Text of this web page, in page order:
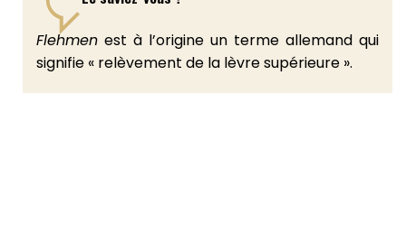
Flehmen est à l’origine un terme allemand qui
signifie « relèvement de la lèvre supérieure ».